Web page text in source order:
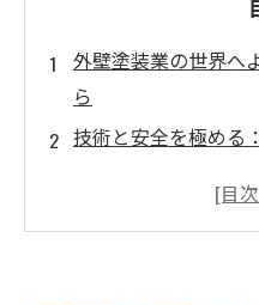
外壁塗装業の世界へ
ら
技術と安全を極める
仲間と共に築く職場